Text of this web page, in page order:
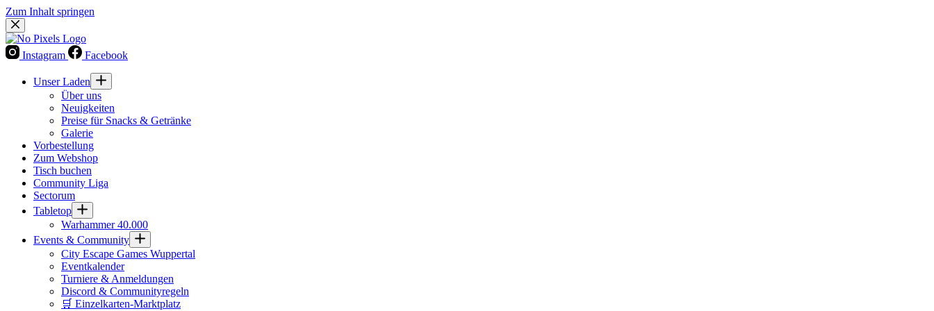
Zum Inhalt springen
Instagram Facebook
Unser Laden
Über uns
Neuigkeiten
Preise für Snacks & Getränke
Galerie
Vorbestellung
Zum Webshop
Tisch buchen
Community Liga
Sectorum
Tabletop
Warhammer 40.000
Events & Community
City Escape Games Wuppertal
Eventkalender
Turniere & Anmeldungen
Discord & Communityregeln
🛒 Einzelkarten-Marktplatz